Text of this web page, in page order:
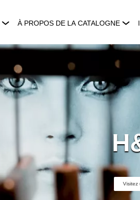
À PROPOS DE LA CATALOGNE
Visitez